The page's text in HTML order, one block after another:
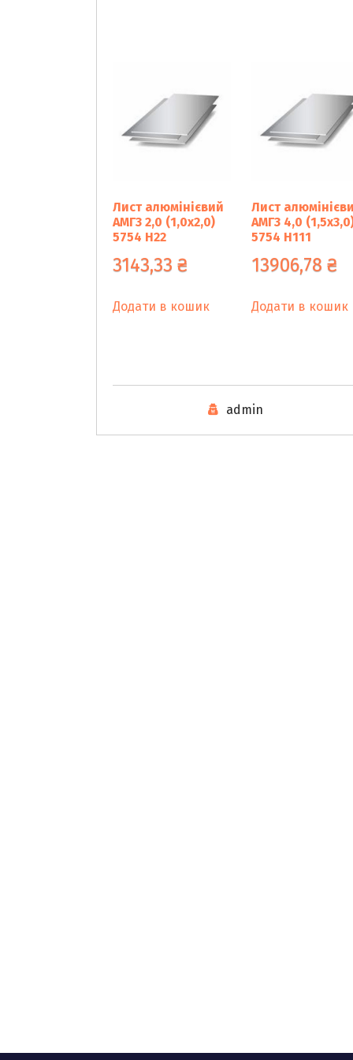
Лист алюмінієвий
АМГ3 2,0 (1,0х2,0)
5754 Н22
3143,33 ₴
Додати в кошик
Лист
АМГ3 4,0
5754 Н111
13906,78₴
Додати в кошик
admin